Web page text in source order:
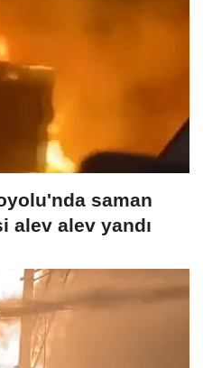
saman
alev alev yandı